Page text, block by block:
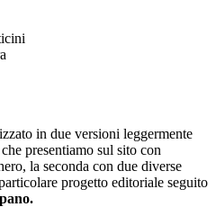
in due versioni leggermente
presentiamo sul sito con
la seconda con due diverse
progetto editoriale seguito